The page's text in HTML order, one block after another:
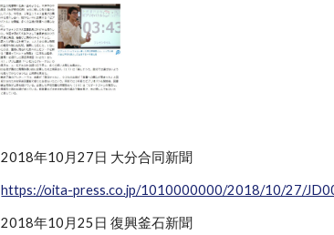
2018年10月27日 大分合同新聞
https://oita-press.co.jp/1010000000/2018/10/27/
2018年10月25日 復興釜石新聞